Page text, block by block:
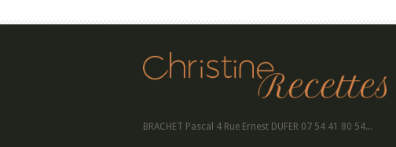
BRACHET Pascal 4 Rue Ernest DUFER 07 54 41 80 54...